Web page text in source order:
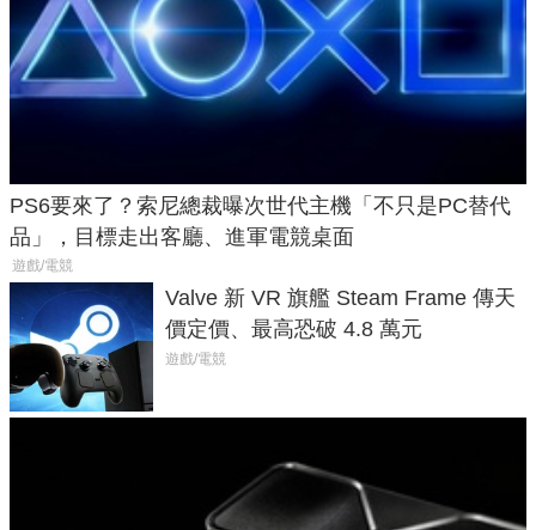
PS6要來了？索尼總裁曝次世代主機「不只是PC替代
品」，目標走出客廳、進軍電競桌面
遊戲/電競
Valve 新 VR 旗艦 Steam Frame 傳天
價定價、最高恐破 4.8 萬元
遊戲/電競